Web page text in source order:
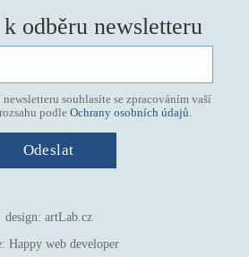
odběru newsletteru
souhlasíte se zpracováním vaší
podle Ochrany osobních údajů
design: artLab.cz
Happy web developer